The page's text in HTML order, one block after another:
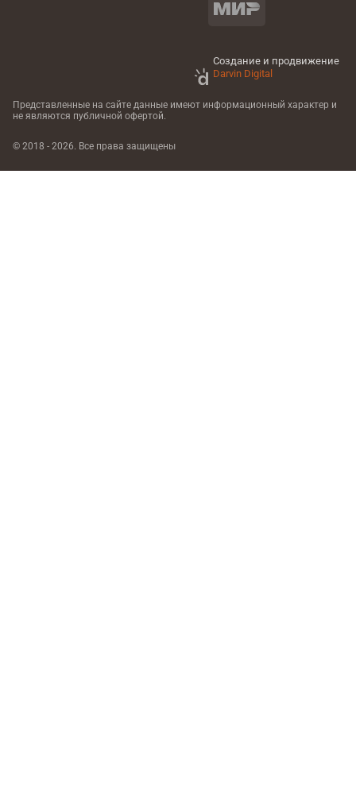
Создание и продвижение
Darvin Digital
Представленные на сайте данные имеют информационный характер и
не являются публичной офертой.
© 2018 - 2026. Все права защищены